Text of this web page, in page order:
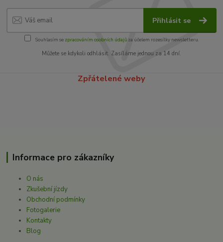
Přihlásit se
Souhlasím se zpracováním osobních údajůza účelem rozesílky newsletteru.
Můžete se kdykoli odhlásit. Zasíláme jednou za 14 dní.
Zpřátelené weby
Informace pro zákazníky
O nás
Zkušební jízdy
Obchodní podmínky
Fotogalerie
Kontakty
Blog